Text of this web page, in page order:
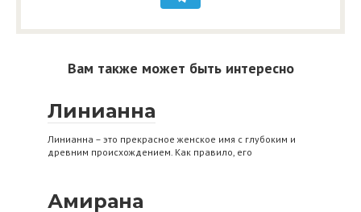
Вам также может быть интересно
Линианна
Линианна – это прекрасное женское имя с глубоким и
древним происхождением. Как правило, его
Амирана